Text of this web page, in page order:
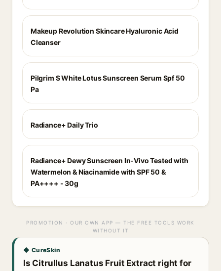
Makeup Revolution Skincare Hyaluronic Acid
Cleanser
Pilgrim S White Lotus Sunscreen Serum Spf 50
Pa
Radiance+ Daily Trio
Radiance+ Dewy Sunscreen In-Vivo Tested with
Watermelon & Niacinamide with SPF 50 &
PA++++ - 30g
PROMOTION · OUR OWN APP — THE FREE TOOLS WORK
WITHOUT IT
◆ CureSkin
Is Citrullus Lanatus Fruit Extract right for